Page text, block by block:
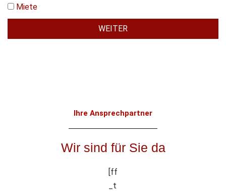
Miete
WEITER
Ihre Ansprechpartner
Wir sind für Sie da
[ff
_t